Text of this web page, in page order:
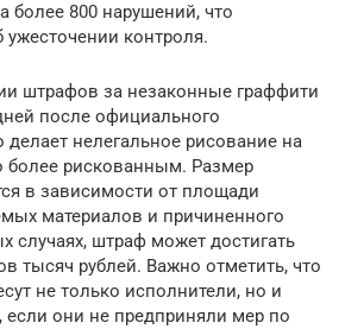
более 800 нарушений, что
ужесточении контроля.
штрафов за незаконные граффити
после официального
делает нелегальное рисование на
более рискованным. Размер
в зависимости от площади
материалов и причиненного
случаях, штраф может достигать
тысяч рублей. Важно отметить, что
не только исполнители, но и
они не предприняли мер по